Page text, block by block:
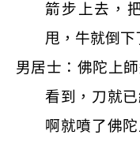
箭步上去，
甩，牛就倒下
男居士：佛陀上
看到，刀就
啊就噴了佛